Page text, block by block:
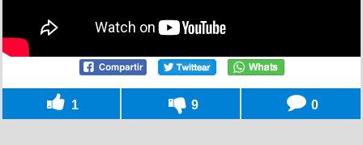
1 9 0